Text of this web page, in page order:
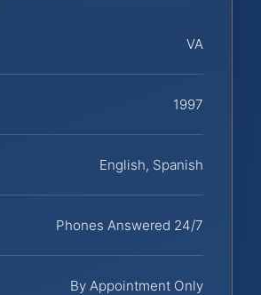
VA
1997
English, Spanish
Phones Answered 24/7
By Appointment Only